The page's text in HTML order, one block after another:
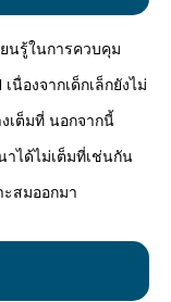
นรู้ในการควบคุม
นื่องจากเด็กเล็กยังไม่
เต็มที่ นอกจากนี้
ได้ไม่เต็มที่เช่นกัน
ะสมออกมา